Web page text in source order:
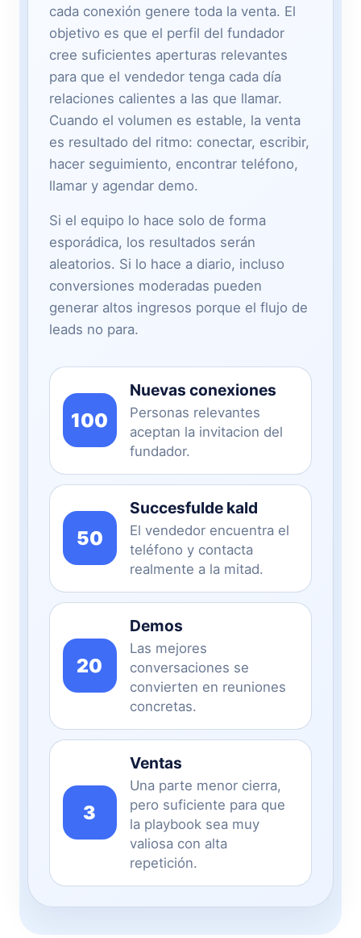
cada conexión genere toda la venta. El
objetivo es que el perfil del fundador
cree suficientes aperturas relevantes
para que el vendedor tenga cada día
relaciones calientes a las que llamar.
Cuando el volumen es estable, la venta
es resultado del ritmo: conectar, escribir,
hacer seguimiento, encontrar teléfono,
llamar y agendar demo.
Si el equipo lo hace solo de forma
esporádica, los resultados serán
aleatorios. Si lo hace a diario, incluso
conversiones moderadas pueden
generar altos ingresos porque el flujo de
leads no para.
100
Nuevas conexiones
Personas relevantes
aceptan la invitacion del
fundador.
50
Succesfulde kald
El vendedor encuentra el
teléfono y contacta
realmente a la mitad.
20
Demos
Las mejores
conversaciones se
convierten en reuniones
concretas.
3
Ventas
Una parte menor cierra,
pero suficiente para que
la playbook sea muy
valiosa con alta
repetición.